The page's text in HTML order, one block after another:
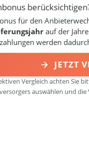
für den
auf der
werden
JETZT
Vergleich achten Sie
auswählen und